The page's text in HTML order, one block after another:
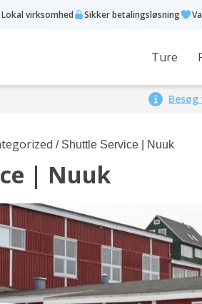
Lokal virksomhed Sikker betalingsløsning
Ture
/ Shuttle Service | Nuuk
| Nuuk